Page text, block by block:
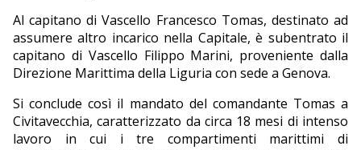
Al capitano di Vascello Francesco Tomas, destinato ad
assumere altro incarico nella Capitale, è subentrato il
capitano di Vascello Filippo Marini, proveniente dalla
Direzione Marittima della Liguria con sede a Genova.
Si conclude così il mandato del comandante Tomas a
Civitavecchia, caratterizzato da circa 18 mesi di intenso
lavoro in cui i tre compartimenti marittimi di